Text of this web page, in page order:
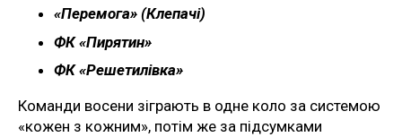
«Перемога» (Клепачі)
ФК «Пирятин»
ФК «Решетилівка»
Команди восени зіграють в одне коло за системою
«кожен з кожним», потім же за підсумками